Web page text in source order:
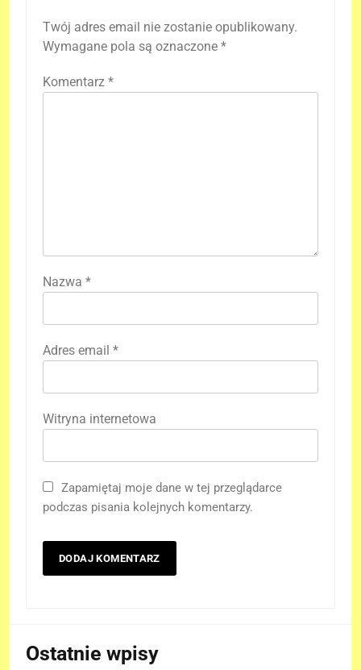
Twój adres email nie zostanie opublikowany.
Wymagane pola są oznaczone *
Komentarz *
Nazwa *
Adres email *
Witryna internetowa
Zapamiętaj moje dane w tej przeglądarce
podczas pisania kolejnych komentarzy.
Ostatnie wpisy